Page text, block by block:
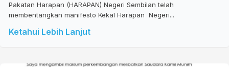
Pakatan Harapan (HARAPAN) Negeri Sembilan telah
membentangkan manifesto Kekal Harapan Negeri...
Ketahui Lebih Lanjut